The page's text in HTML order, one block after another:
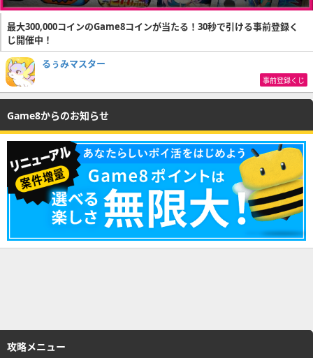
最大300,000コインのGame8コインが当たる！30秒で引ける事前登録く
じ開催中！
るぅみマスター
事前登録くじ
Game8からのお知らせ
攻略メニュー